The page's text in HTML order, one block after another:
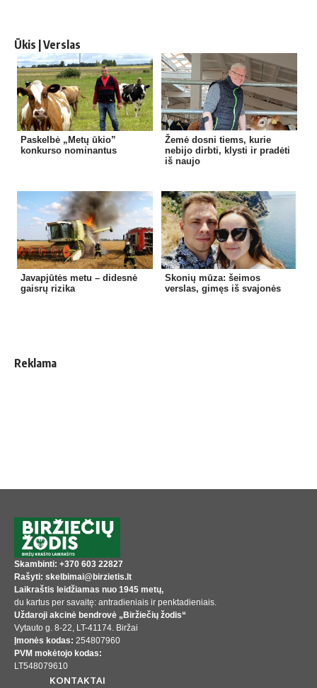
Ūkis | Verslas
Paskelbė „Metų ūkio”
konkurso nominantus
Žemė dosni tiems, kurie
nebijo dirbti, klysti ir pradėti
iš naujo
Javapjūtės metu – didesnė
gaisrų rizika
Skonių mūza: šeimos
verslas, gimęs iš svajonės
Reklama
Skambinti: +370 603 22827
Rašyti: skelbimai@birzietis.lt
Laikraštis leidžiamas nuo 1945 metų,
du kartus per savaitę: antradieniais ir penktadieniais.
Uždaroji akcinė bendrovė „Biržiečių žodis“
Vytauto g. 8-22, LT-41174. Biržai
Įmonės kodas: 254807960
PVM mokėtojo kodas:
LT548079610
KONTAKTAI